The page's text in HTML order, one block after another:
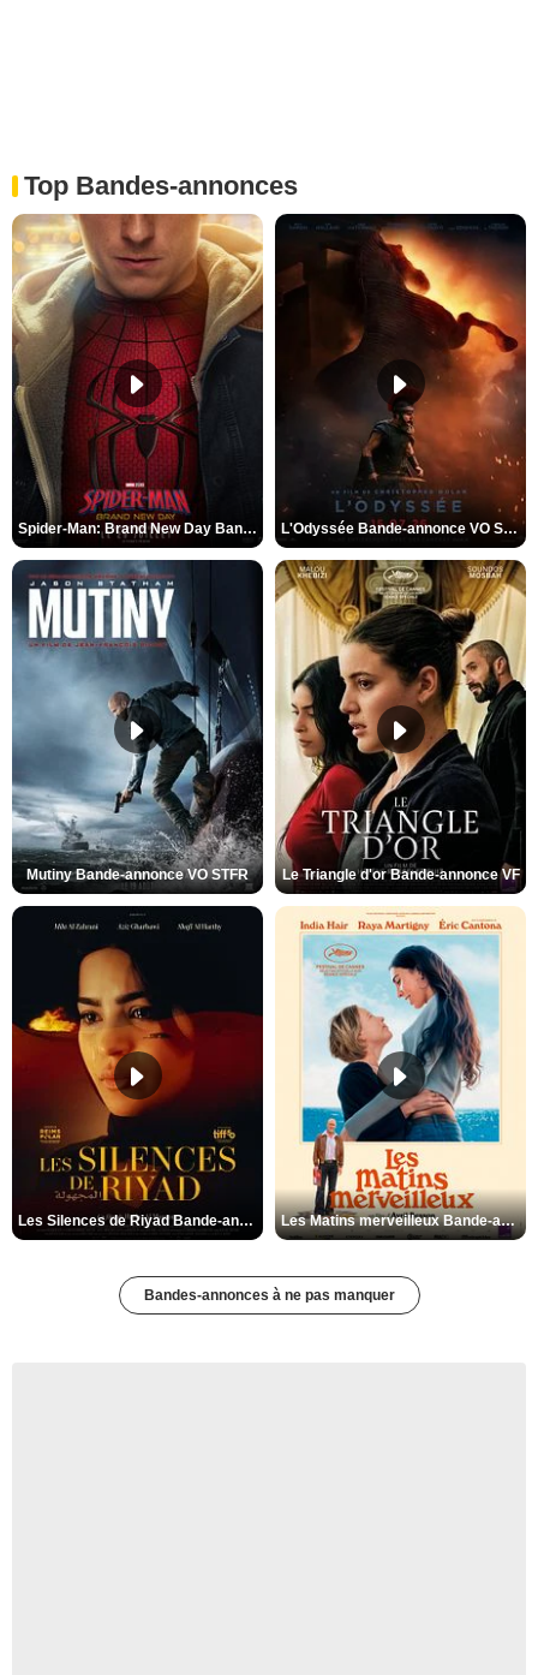
Top Bandes-annonces
Spider-Man: Brand New Day Bande-annonce VO STFR L'Odyssée Bande-annonce VO STFR
Mutiny Bande-annonce VO STFR Le Triangle d'or Bande-annonce VF
Les Silences de Riyad Bande-annonce VO STFR Les Matins merveilleux Bande-annonce VF
Bandes-annonces à ne pas manquer